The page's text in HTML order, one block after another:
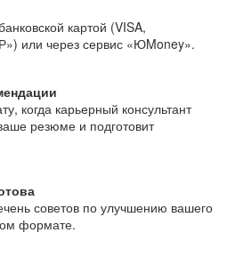
картой (VISA,
или через сервис «ЮMoney».
когда карьерный консультант
резюме и подготовит
советов по улучшению вашего
формате.